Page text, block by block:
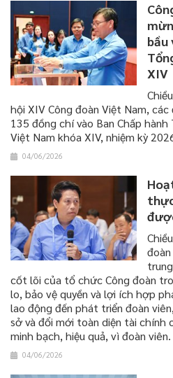
bầu
XIV
hội XIV Công đoàn Việt Nam,
135 đồng chí vào Ban Chấp
Việt Nam khóa XIV, nhiệm kỳ
04/06/2026
cốt lõi của tổ chức Công đoàn
lo, bảo vệ quyền và lợi ích hợp
lao động đến phát triển đoàn
sở và đổi mới toàn diện tài chính
minh bạch, hiệu quả, vì đoàn viên.
04/06/2026